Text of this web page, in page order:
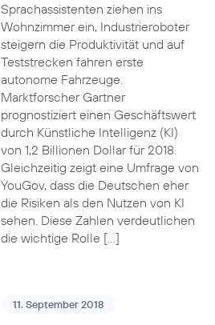
Sprachassistenten ziehen ins
Wohnzimmer ein, Industrieroboter
steigern die Produktivität und auf
Teststrecken fahren erste
autonome Fahrzeuge.
Marktforscher Gartner
prognostiziert einen Geschäftswert
durch Künstliche Intelligenz (KI)
von 1,2 Billionen Dollar für 2018.
Gleichzeitig zeigt eine Umfrage von
YouGov, dass die Deutschen eher
die Risiken als den Nutzen von KI
sehen. Diese Zahlen verdeutlichen
die wichtige Rolle […]
11. September 2018